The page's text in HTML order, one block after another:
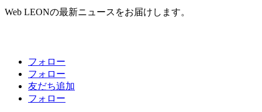
Web LEONの最新ニュースをお届けします。
フォロー
フォロー
友だち追加
フォロー